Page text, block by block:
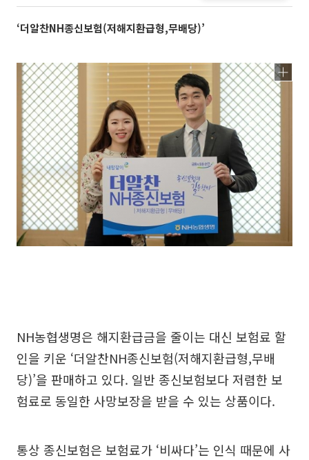
‘더알찬NH종신보험(저해지환급형,무배당)’
NH농협생명은 해지환급금을 줄이는 대신 보험료 할
인을 키운 ‘더알찬NH종신보험(저해지환급형,무배
당)’을 판매하고 있다. 일반 종신보험보다 저렴한 보
험료로 동일한 사망보장을 받을 수 있는 상품이다.
통상 종신보험은 보험료가 ‘비싸다’는 인식 때문에 사